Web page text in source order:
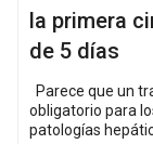
la primera
de 5 días
obligatorio para
patologías